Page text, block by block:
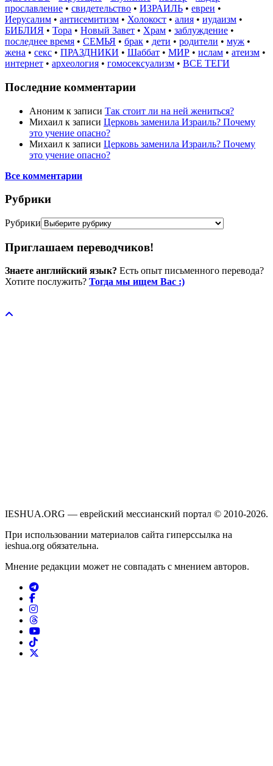
прославление • свидетельство • ИЗРАИЛЬ • евреи •
Иерусалим • антисемитизм • Холокост • алия • иудаизм •
БИБЛИЯ • Тора • Новый Завет • Храм • заблуждение •
последнее время • СЕМЬЯ • брак • дети • родители • муж •
жена • секс • ПРАЗДНИКИ • Шаббат • МИР • ислам • атеизм •
интернет • археология • гомосексуализм • ВСЕ ТЕГИ
Последние комментарии
Аноним к записи Так стоит ли на ней жениться?
Михаил к записи Церковь заменила Израиль? Почему
это учение опасно?
Михаил к записи Церковь заменила Израиль? Почему
это учение опасно?
Все комментарии
Рубрики
Рубрики
Приглашаем переводчиков!
Знаете английский язык? Есть опыт письменного перевода?
Хотите послужить? Тогда мы ищем Вас :)
IESHUA.ORG — еврейский мессианский портал © 2010-2026.
При использовании материалов сайта гиперссылка на
ieshua.org обязательна.
Мнение редакции может не совпадать с мнением авторов.